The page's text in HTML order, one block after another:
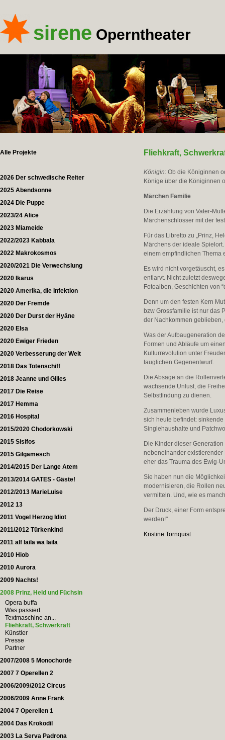
sirene Operntheater
Alle Projekte
2026 Der schwedische Reiter
2025 Abendsonne
2024 Die Puppe
2023/24 Alice
2023 Miameide
2022/2023 Kabbala
2022 Makrokosmos
2020/2021 Die Verwechslung
2020 Ikarus
2020 Amerika, die Infektion
2020 Der Fremde
2020 Der Durst der Hyäne
2020 Elsa
2020 Ewiger Frieden
2020 Verbesserung der Welt
2018 Das Totenschiff
2018 Jeanne und Gilles
2017 Die Reise
2017 Hemma
2016 Hospital
2015/2020 Chodorkowski
2015 Sisifos
2015 Gilgamesch
2014/2015 Der Lange Atem
2013/2014 GATES - Gäste!
2012/2013 MarieLuise
2012 13
2011 Vogel Herzog Idiot
2011/2012 Türkenkind
2011 alf laila wa laila
2010 Hiob
2010 Aurora
2009 Nachts!
2008 Prinz, Held und Füchsin
Opera buffa
Was passiert
Textmaschine an...
Fliehkraft, Schwerkraft
Künstler
Presse
Partner
2007/2008 5 Monochorde
2007 7 Operellen 2
2006/2009/2012 Circus
2006/2009 Anne Frank
2004 7 Operellen 1
2004 Das Krokodil
2003 La Serva Padrona
Fliehkraft,
Königin: Ob die Königinnen
Könige über die Königinnen
Märchen Familie
Die Erzählung von Vater-
Märchenschlösser mit der
Für das Libretto zu „Prinz,
Märchens der ideale
einem empfindlichen Thema
Es wird nicht vorgetäuscht,
entlarvt. Nicht zuletzt
Fotoalben, Geschichten von
Denn um den festen Kern
bzw Grossfamilie ist nur das
der Nachkommen
Was der Aufbaugeneration
Formen und Abläufe um
Kulturrevolution unter
tauglichen Gegenentwurf.
Die Absage an die
wachsende Unlust, die
Selbstfindung zu dienen.
Zusammenleben wurde
sich heute befindet:
Singlehaushalte und
Die Kinder dieser
nebeneinander
eher das Trauma des Ewig-
Sie haben nun die
modernisieren, die Rollen
vermitteln. Und, wie es
Der Druck, einer Form
werden!"
Kristine Tornquist